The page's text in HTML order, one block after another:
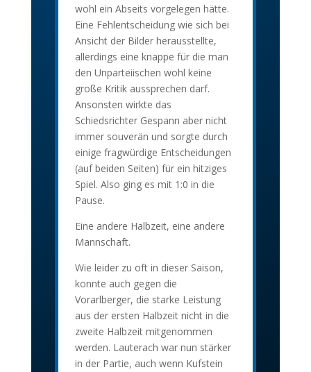
wohl ein Abseits vorgelegen hätte.
Eine Fehlentscheidung wie sich bei
Ansicht der Bilder herausstellte,
allerdings eine knappe für die man
den Unparteiischen wohl keine
große Kritik aussprechen darf.
Ansonsten wirkte das
Schiedsrichter Gespann aber nicht
immer souverän und sorgte durch
einige fragwürdige Entscheidungen
(auf beiden Seiten) für ein hitziges
Spiel. Also ging es mit 1:0 in die
Pause.
Eine andere Halbzeit, eine andere
Mannschaft.
Wie leider zu oft in dieser Saison,
konnte auch gegen die
Vorarlberger, die starke Leistung
aus der ersten Halbzeit nicht in die
zweite Halbzeit mitgenommen
werden. Lauterach war nun stärker
in der Partie, auch wenn Kufstein